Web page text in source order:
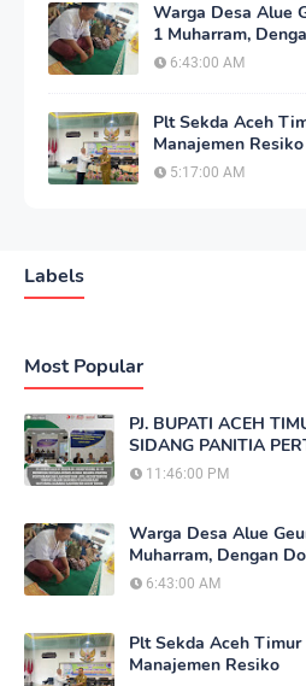
Warga Desa Alue
1 Muharram,
6:43:00 AM
Plt Sekda Aceh
Manajemen Resiko
5:17:00 AM
Labels
Most Popular
PJ. BUPATI ACEH
SIDANG PANITIA
LANDREFORM (PPL)
11:46:00 PM
Warga Desa Alue
Muharram, Dengan
6:43:00 AM
Plt Sekda Aceh
Manajemen Resiko